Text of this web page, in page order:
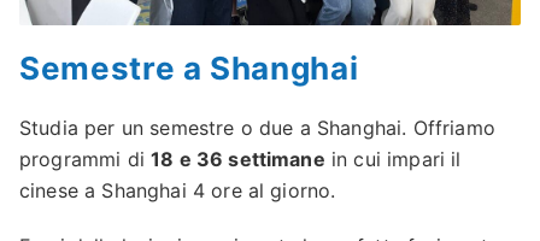
Semestre a Shanghai
Studia per un semestre o due a Shanghai. Offriamo
programmi di18 e 36 settimane in cui impari il
cinese a Shanghai 4 ore al giorno.